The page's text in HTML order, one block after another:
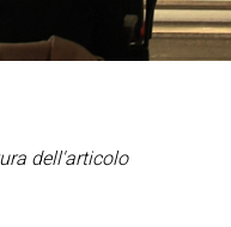
dell'articolo